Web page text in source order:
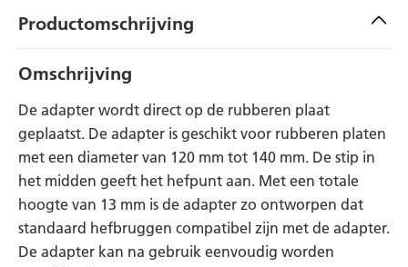
Productomschrijving
Omschrijving
De adapter wordt direct op de rubberen plaat
geplaatst. De adapter is geschikt voor rubberen platen
met een diameter van 120 mm tot 140 mm. De stip in
het midden geeft het hefpunt aan. Met een totale
hoogte van 13 mm is de adapter zo ontworpen dat
standaard hefbruggen compatibel zijn met de adapter.
De adapter kan na gebruik eenvoudig worden